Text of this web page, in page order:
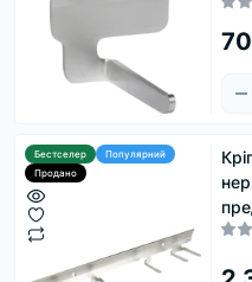
Бестселер
Популярний
Продано